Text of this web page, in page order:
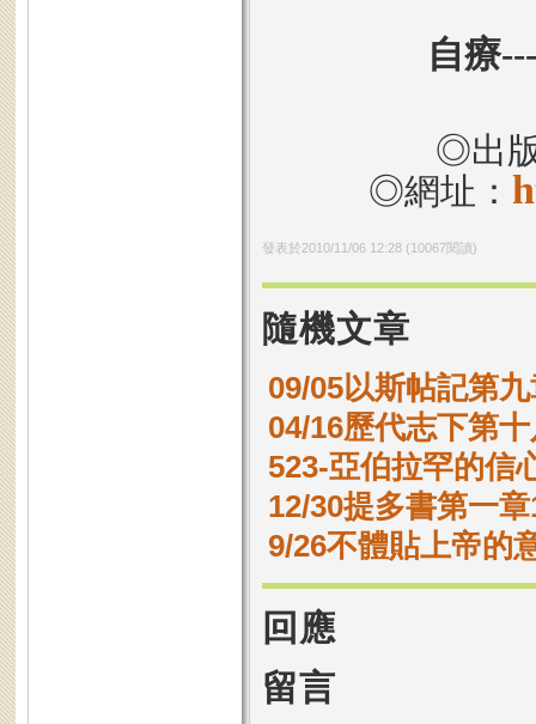
自療
◎出
◎網址：
發表於2010/11/06 12:28(10067閱讀)
隨機文章
09/05以斯帖記第
04/16歷代志下第
523-亞伯拉罕的信
12/30提多書第一
9/26不體貼上帝的
回應
留言